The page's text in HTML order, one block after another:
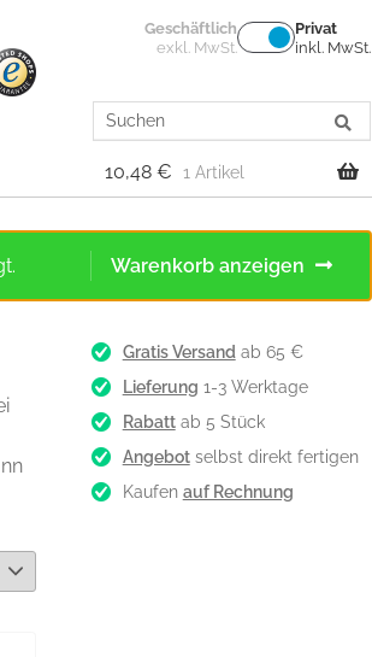
Geschäftlich
exkl. MwSt.
Privat
inkl. MwSt.
Search
for:
10,48 € 1 Artikel
Warenkorb anzeigen
Gratis Versand ab 65 €
Lieferung 1-3 Werktage
Rabattab 5 Stück
Angebotselbst direkt fertigen
Kaufen auf Rechnung